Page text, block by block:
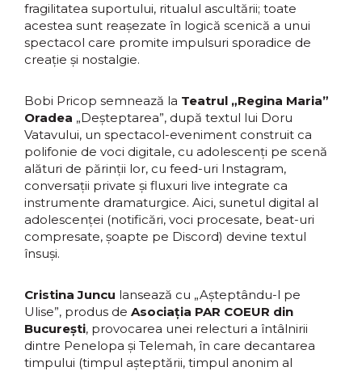
fragilitatea suportului, ritualul ascultării; toate
acestea sunt reașezate în logică scenică a unui
spectacol care promite impulsuri sporadice de
creație și nostalgie.
Bobi Pricop semnează la Teatrul „Regina Maria”
Oradea „Deșteptarea”, după textul lui Doru
Vatavului, un spectacol-eveniment construit ca
polifonie de voci digitale, cu adolescenți pe scenă
alături de părinții lor, cu feed-uri Instagram,
conversații private și fluxuri live integrate ca
instrumente dramaturgice. Aici, sunetul digital al
adolescenței (notificări, voci procesate, beat-uri
compresate, șoapte pe Discord) devine textul
însuși.
Cristina Juncu lansează cu „Așteptându-l pe
Ulise”, produs de Asociația PAR COEUR din
București, provocarea unei relecturi a întâlnirii
dintre Penelopa și Telemah, în care decantarea
timpului (timpul așteptării, timpul anonim al